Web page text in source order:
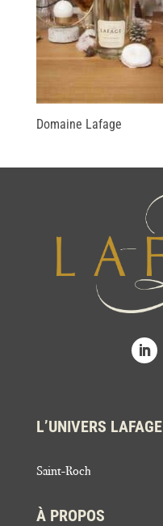
Domaine Lafage
L’UNIVERS LAFAGE
Saint-Roch
À PROPOS